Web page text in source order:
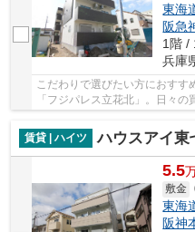
東海
阪急
1階 /
兵庫
こだわりで選びたい方におすす
「フジパレス立花北」。日々の
あるので楽々。生活する上でも
賃貸 | ハイツ
ハウスアイ東
5.5
敷金
東海
阪神